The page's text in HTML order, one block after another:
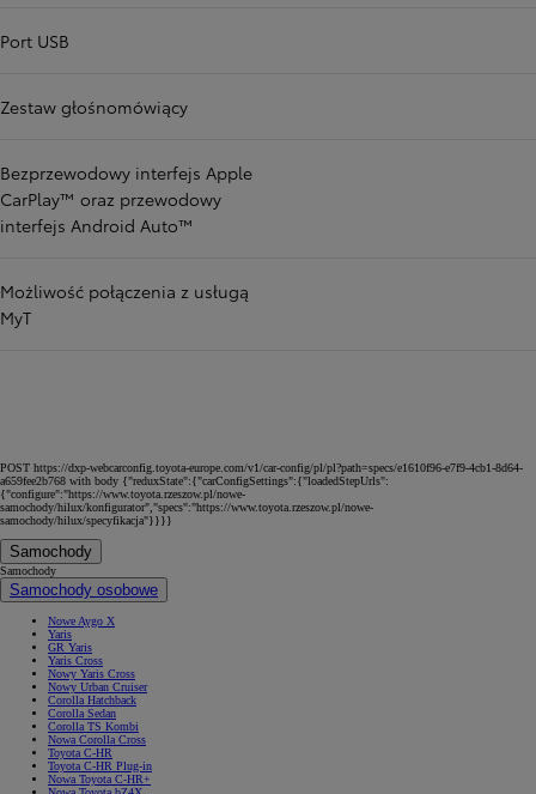
Port USB
Zestaw głośnomówiący
Bezprzewodowy interfejs Apple
CarPlay™ oraz przewodowy
interfejs Android Auto™
Możliwość połączenia z usługą
MyT
POST https://dxp-webcarconfig.toyota-europe.com/v1/car-config/pl/pl?path=specs/e1610f96-e7f9-4cb1-8d64-
a659fee2b768 with body {"reduxState":{"carConfigSettings":{"loadedStepUrls":
{"configure":"https://www.toyota.rzeszow.pl/nowe-
samochody/hilux/konfigurator","specs":"https://www.toyota.rzeszow.pl/nowe-
samochody/hilux/specyfikacja"}}}}
Samochody
Samochody
Samochody osobowe
Nowe Aygo X
Yaris
GR Yaris
Yaris Cross
Nowy Yaris Cross
Nowy Urban Cruiser
Corolla Hatchback
Corolla Sedan
Corolla TS Kombi
Nowa Corolla Cross
Toyota C-HR
Toyota C-HR Plug-in
Nowa Toyota C-HR+